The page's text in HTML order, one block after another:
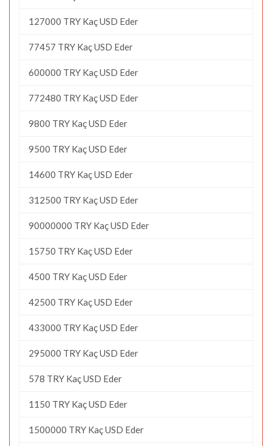
127000 TRY Kaç USD Eder
77457 TRY Kaç USD Eder
600000 TRY Kaç USD Eder
772480 TRY Kaç USD Eder
9800 TRY Kaç USD Eder
9500 TRY Kaç USD Eder
14600 TRY Kaç USD Eder
312500 TRY Kaç USD Eder
90000000 TRY Kaç USD Eder
15750 TRY Kaç USD Eder
4500 TRY Kaç USD Eder
42500 TRY Kaç USD Eder
433000 TRY Kaç USD Eder
295000 TRY Kaç USD Eder
578 TRY Kaç USD Eder
1150 TRY Kaç USD Eder
1500000 TRY Kaç USD Eder